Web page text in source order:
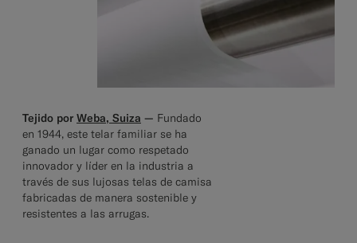
Tejido por Weba, Suiza — Fundado
en 1944, este telar familiar se ha
ganado un lugar como respetado
innovador y líder en la industria a
través de sus lujosas telas de camisa
fabricadas de manera sostenible y
resistentes a las arrugas.